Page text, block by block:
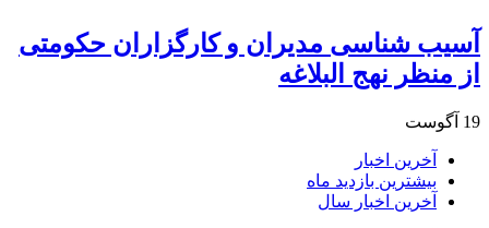
آسیب شناسی مدیران و کارگزاران حکومتی
از منظر نهج البلاغه
19 آگوست
آخرین اخبار
بیشترین بازدید ماه
آخرین اخبار سال